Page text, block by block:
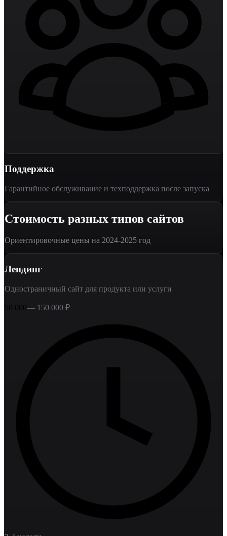
Поддержка
Гарантийное обслуживание и техподдержка после запуска
Стоимость разных типов сайтов
Ориентировочные цены на 2024-2025 год
Лендинг
Одностраничный сайт для продукта или услуги
50 000— 150 000 ₽